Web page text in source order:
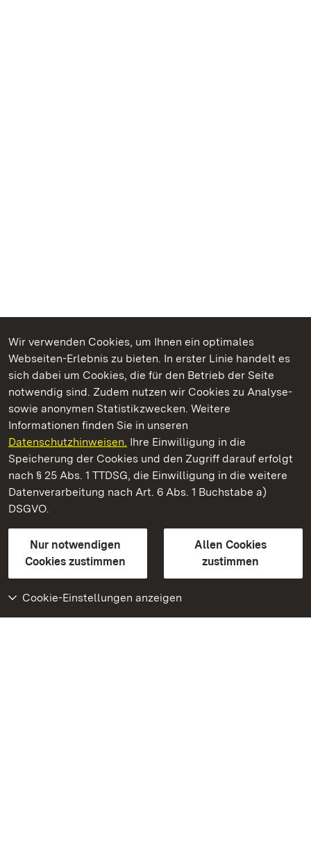
Wir verwenden Cookies, um Ihnen ein optimales
Webseiten-Erlebnis zu bieten. In erster Linie handelt es
sich dabei um Cookies, die für den Betrieb der Seite
notwendig sind. Zudem nutzen wir Cookies zu Analyse-
sowie anonymen Statistikzwecken. Weitere
Informationen finden Sie in unseren
Datenschutzhinweisen. Ihre Einwilligung in die
Speicherung der Cookies und den Zugriff darauf erfolgt
nach § 25 Abs. 1 TTDSG, die Einwilligung in die weitere
Datenverarbeitung nach Art. 6 Abs. 1 Buchstabe a)
DSGVO.
Nur notwendigen
Cookies zustimmen
Allen Cookies
zustimmen
Cookie-Einstellungen anzeigen
Kommen. Staunen. Genießen.
Staatliche Schlösser und Gärten Baden‑Württemberg
Staatliche Schlösser und Gärten Baden-Württemberg
Kontakt
GebärdenspracheLeichte Sprache
Erklärung zur Barrierefreiheit
BITV-konform (geprüfte Seiten)
Weiteres